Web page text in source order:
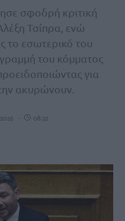
σφοδρή κριτική
Τσίπρα, ενώ
το εσωτερικό του
του κόμματος
για
ακυρώνουν.
08:22